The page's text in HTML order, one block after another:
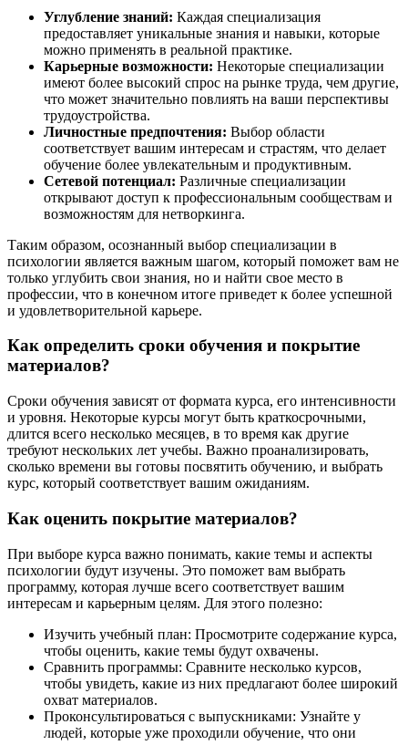
Углубление знаний: Каждая специализация
предоставляет уникальные знания и навыки, которые
можно применять в реальной практике.
Карьерные возможности: Некоторые специализации
имеют более высокий спрос на рынке труда, чем другие,
что может значительно повлиять на ваши перспективы
трудоустройства.
Личностные предпочтения: Выбор области
соответствует вашим интересам и страстям, что делает
обучение более увлекательным и продуктивным.
Сетевой потенциал: Различные специализации
открывают доступ к профессиональным сообществам и
возможностям для нетворкинга.
Таким образом, осознанный выбор специализации в
психологии является важным шагом, который поможет вам не
только углубить свои знания, но и найти свое место в
профессии, что в конечном итоге приведет к более успешной
и удовлетворительной карьере.
Как определить сроки обучения и покрытие
материалов?
Сроки обучения зависят от формата курса, его интенсивности
и уровня. Некоторые курсы могут быть краткосрочными,
длится всего несколько месяцев, в то время как другие
требуют нескольких лет учебы. Важно проанализировать,
сколько времени вы готовы посвятить обучению, и выбрать
курс, который соответствует вашим ожиданиям.
Как оценить покрытие материалов?
При выборе курса важно понимать, какие темы и аспекты
психологии будут изучены. Это поможет вам выбрать
программу, которая лучше всего соответствует вашим
интересам и карьерным целям. Для этого полезно:
Изучить учебный план: Просмотрите содержание курса,
чтобы оценить, какие темы будут охвачены.
Сравнить программы: Сравните несколько курсов,
чтобы увидеть, какие из них предлагают более широкий
охват материалов.
Проконсультироваться с выпускниками: Узнайте у
людей, которые уже проходили обучение, что они